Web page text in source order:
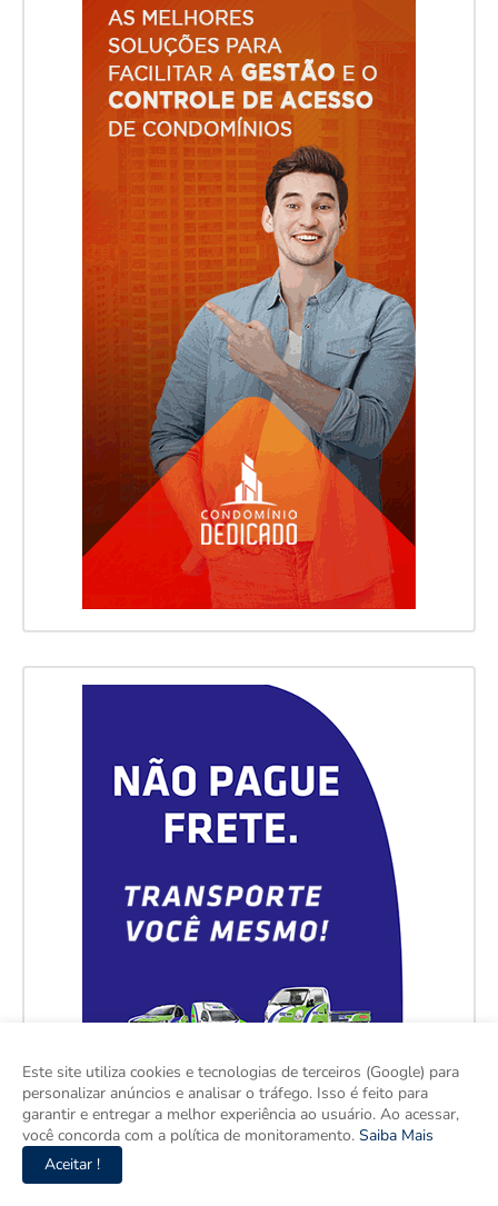
Este site utiliza cookies e tecnologias de terceiros (Google) para
personalizar anúncios e analisar o tráfego. Isso é feito para
garantir e entregar a melhor experiência ao usuário. Ao acessar,
você concorda com a política de monitoramento. Saiba Mais
Aceitar !